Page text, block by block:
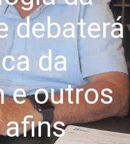
debaterá
da
e outros